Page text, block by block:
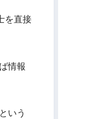
を直接
情報
いう